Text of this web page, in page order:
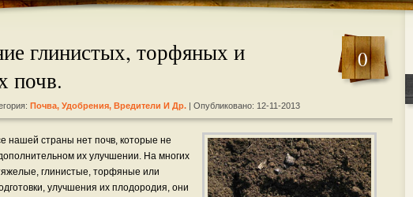
глинистых, торфяных и
почв.
0
Почва, Удобрения, Вредители И Др. | Опубликовано: 12-11-2013
нашей страны нет почв, которые не
их улучшении. На многих
глинистые, торфяные или
улучшения их плодородия, они